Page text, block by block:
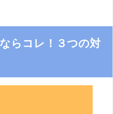
らコレ！３つの対